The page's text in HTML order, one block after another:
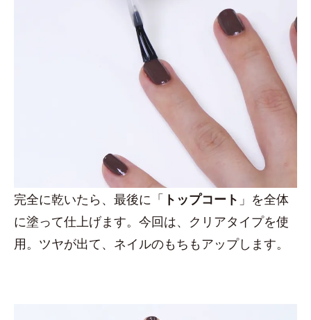
完全に乾いたら、最後に「 トップコート 」を全体
に塗って仕上げます。今回は、クリアタイプを使
用。ツヤが出て、ネイルのもちもアップします。